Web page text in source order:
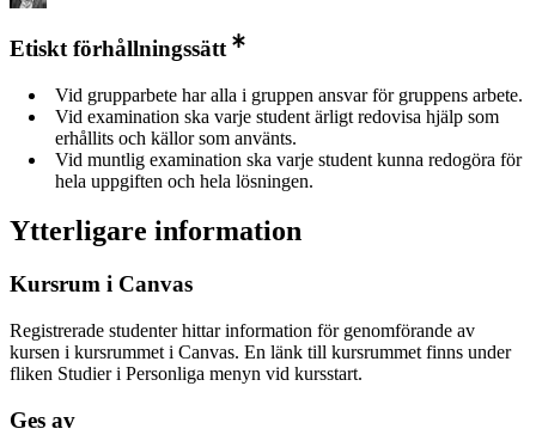
Etiskt förhållningssätt
Vid grupparbete har alla i gruppen ansvar för gruppens arbete.
Vid examination ska varje student ärligt redovisa hjälp som
erhållits och källor som använts.
Vid muntlig examination ska varje student kunna redogöra för
hela uppgiften och hela lösningen.
Ytterligare information
Kursrum i Canvas
Registrerade studenter hittar information för genomförande av
kursen i kursrummet i Canvas. En länk till kursrummet finns under
fliken Studier i Personliga menyn vid kursstart.
Ges av